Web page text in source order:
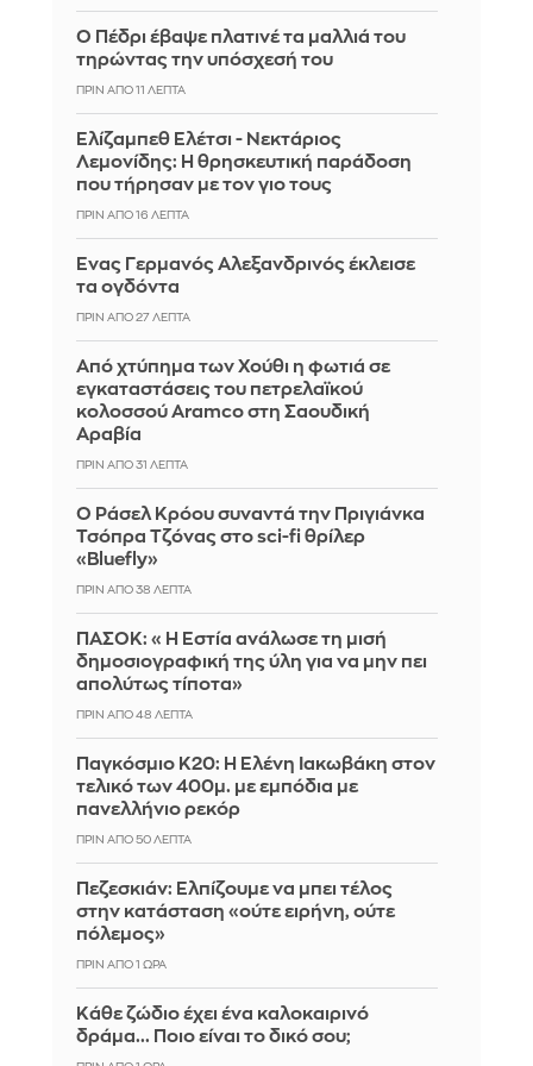
Ο Πέδρι έβαψε πλατινέ τα μαλλιά του
τηρώντας την υπόσχεσή του
ΠΡΙΝ ΑΠΌ 11 ΛΕΠΤΆ
Ελίζαμπεθ Ελέτσι - Νεκτάριος
Λεμονίδης: Η θρησκευτική παράδοση
που τήρησαν με τον γιο τους
ΠΡΙΝ ΑΠΌ 16 ΛΕΠΤΆ
Ένας Γερμανός Αλεξανδρινός έκλεισε
τα ογδόντα
ΠΡΙΝ ΑΠΌ 27 ΛΕΠΤΆ
Από χτύπημα των Χούθι η φωτιά σε
εγκαταστάσεις του πετρελαϊκού
κολοσσού Aramco στη Σαουδική
Αραβία
ΠΡΙΝ ΑΠΌ 31 ΛΕΠΤΆ
Ο Ράσελ Κρόου συναντά την Πριγιάνκα
Τσόπρα Τζόνας στο sci-fi θρίλερ
«Bluefly»
ΠΡΙΝ ΑΠΌ 38 ΛΕΠΤΆ
ΠΑΣΟΚ: «Η Εστία ανάλωσε τη μισή
δημοσιογραφική της ύλη για να μην πει
απολύτως τίποτα»
ΠΡΙΝ ΑΠΌ 48 ΛΕΠΤΆ
Παγκόσμιο Κ20: Η Ελένη Ιακωβάκη στον
τελικό των 400μ. με εμπόδια με
πανελλήνιο ρεκόρ
ΠΡΙΝ ΑΠΌ 50 ΛΕΠΤΆ
Πεζεσκιάν: Ελπίζουμε να μπει τέλος
στην κατάσταση «ούτε ειρήνη, ούτε
πόλεμος»
ΠΡΙΝ ΑΠΌ 1 ΏΡΑ
Κάθε ζώδιο έχει ένα καλοκαιρινό
δράμα... Ποιο είναι το δικό σου;